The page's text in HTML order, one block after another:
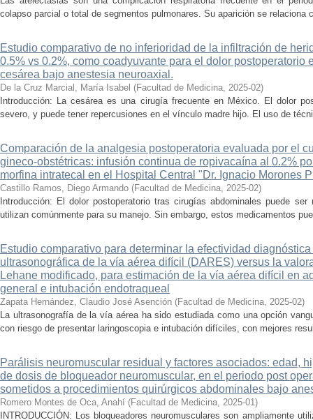
colapso parcial o total de segmentos pulmonares. Su aparición se relaciona
Estudio comparativo de no inferioridad de la infiltración de
0.5% vs 0.2%, como coadyuvante para el dolor postoperatorio
cesárea bajo anestesia neuroaxial.
De la Cruz Marcial, María Isabel (Facultad de Medicina, 2025-02)
Introducción: La cesárea es una cirugía frecuente en México. El dolor
severo, y puede tener repercusiones en el vínculo madre hijo. El uso de
Comparación de la analgesia postoperatoria evaluada por el
gineco-obstétricas: infusión continua de ropivacaína al 0.2%
morfina intratecal en el Hospital Central "Dr. Ignacio Morones
Castillo Ramos, Diego Armando (Facultad de Medicina, 2025-02)
Introducción: El dolor postoperatorio tras cirugías abdominales puede
utilizan comúnmente para su manejo. Sin embargo, estos medicamentos
Estudio comparativo para determinar la efectividad
ultrasonográfica de la vía aérea difícil (DARES) versus la
Lehane modificado, para estimación de la vía aérea difícil en
general e intubación endotraqueal
Zapata Hernández, Claudio José Asención (Facultad de Medicina, 2025-02)
La ultrasonografía de la vía aérea ha sido estudiada como una opción
con riesgo de presentar laringoscopia e intubación difíciles, con mejores
Parálisis neuromuscular residual y factores asociados: edad,
de dosis de bloqueador neuromuscular, en el periodo post
sometidos a procedimientos quirúrgicos abdominales bajo
Romero Montes de Oca, Anahí (Facultad de Medicina, 2025-01)
INTRODUCCIÓN: Los bloqueadores neuromusculares son ampliamente